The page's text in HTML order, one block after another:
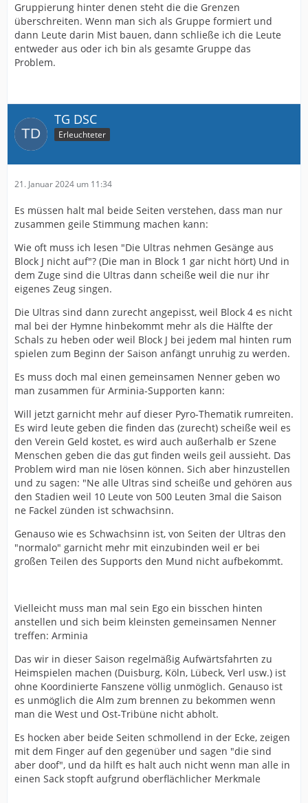
Gruppierung hinter denen steht die die Grenzen
überschreiten. Wenn man sich als Gruppe formiert und
dann Leute darin Mist bauen, dann schließe ich die Leute
entweder aus oder ich bin als gesamte Gruppe das
Problem.
TG DSC
Erleuchteter
21. Januar 2024 um 11:34
Es müssen halt mal beide Seiten verstehen, dass man nur
zusammen geile Stimmung machen kann:
Wie oft muss ich lesen "Die Ultras nehmen Gesänge aus
Block J nicht auf"? (Die man in Block 1 gar nicht hört) Und in
dem Zuge sind die Ultras dann scheiße weil die nur ihr
eigenes Zeug singen.
Die Ultras sind dann zurecht angepisst, weil Block 4 es nicht
mal bei der Hymne hinbekommt mehr als die Hälfte der
Schals zu heben oder weil Block J bei jedem mal hinten rum
spielen zum Beginn der Saison anfängt unruhig zu werden.
Es muss doch mal einen gemeinsamen Nenner geben wo
man zusammen für Arminia-Supporten kann:
Will jetzt garnicht mehr auf dieser Pyro-Thematik rumreiten.
Es wird leute geben die finden das (zurecht) scheiße weil es
den Verein Geld kostet, es wird auch außerhalb er Szene
Menschen geben die das gut finden weils geil aussieht. Das
Problem wird man nie lösen können. Sich aber hinzustellen
und zu sagen: "Ne alle Ultras sind scheiße und gehören aus
den Stadien weil 10 Leute von 500 Leuten 3mal die Saison
ne Fackel zünden ist schwachsinn.
Genauso wie es Schwachsinn ist, von Seiten der Ultras den
"normalo" garnicht mehr mit einzubinden weil er bei
großen Teilen des Supports den Mund nicht aufbekommt.
Vielleicht muss man mal sein Ego ein bisschen hinten
anstellen und sich beim kleinsten gemeinsamen Nenner
treffen: Arminia
Das wir in dieser Saison regelmäßig Aufwärtsfahrten zu
Heimspielen machen (Duisburg, Köln, Lübeck, Verl usw.) ist
ohne Koordinierte Fanszene völlig unmöglich. Genauso ist
es unmöglich die Alm zum brennen zu bekommen wenn
man die West und Ost-Tribüne nicht abholt.
Es hocken aber beide Seiten schmollend in der Ecke, zeigen
mit dem Finger auf den gegenüber und sagen "die sind
aber doof", und da hilft es halt auch nicht wenn man alle in
einen Sack stopft aufgrund oberflächlicher Merkmale